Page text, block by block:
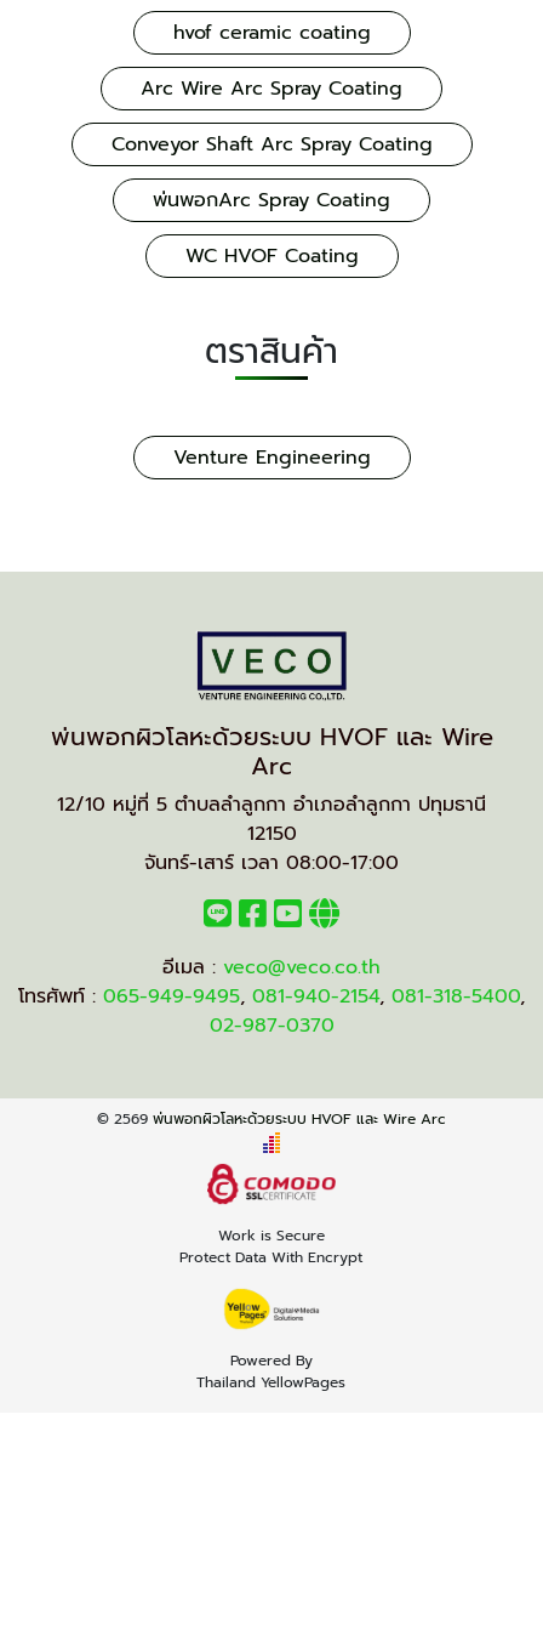
hvof ceramic coating
Arc Wire Arc Spray Coating
Conveyor Shaft Arc Spray Coating
พ่นพอกArc Spray Coating
WC HVOF Coating
ตราสินค้า
Venture Engineering
พ่นพอกผิวโลหะด้วยระบบ HVOF และ Wire
Arc
12/10 หมู่ที่ 5 ตำบลลำลูกกา อำเภอลำลูกกา ปทุมธานี
12150
จันทร์-เสาร์ เวลา 08:00-17:00
อีเมล : veco@veco.co.th
โทรศัพท์ : 065-949-9495, 081-940-2154, 081-318-5400,
02-987-0370
© 2569 พ่นพอกผิวโลหะด้วยระบบ HVOF และ Wire Arc
Work is Secure
Protect Data With Encrypt
Powered By
Thailand YellowPages